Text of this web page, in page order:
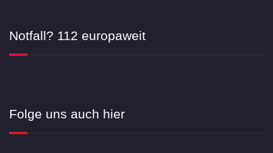
Notfall? 112 europaweit
Folge uns auch hier